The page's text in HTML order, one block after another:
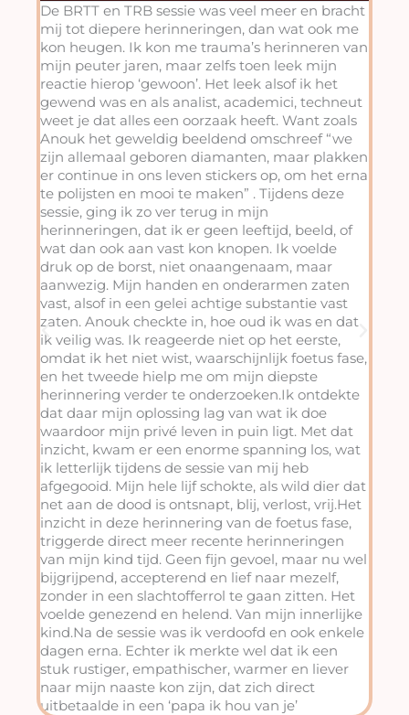
De BRTT en TRB sessie was veel meer en bracht
mij tot diepere herinneringen, dan wat ook me
kon heugen. Ik kon me trauma’s herinneren van
mijn peuter jaren, maar zelfs toen leek mijn
reactie hierop ‘gewoon’. Het leek alsof ik het
gewend was en als analist, academici, techneut
weet je dat alles een oorzaak heeft. Want zoals
Anouk het geweldig beeldend omschreef “we
zijn allemaal geboren diamanten, maar plakken
er continue in ons leven stickers op, om het erna
te polijsten en mooi te maken” . Tijdens deze
sessie, ging ik zo ver terug in mijn
herinneringen, dat ik er geen leeftijd, beeld, of
wat dan ook aan vast kon knopen. Ik voelde
druk op de borst, niet onaangenaam, maar
aanwezig. Mijn handen en onderarmen zaten
vast, alsof in een gelei achtige substantie vast
zaten. Anouk checkte in, hoe oud ik was en dat
ik veilig was. Ik reageerde niet op het eerste,
omdat ik het niet wist, waarschijnlijk foetus fase,
en het tweede hielp me om mijn diepste
herinnering verder te onderzoeken.Ik ontdekte
dat daar mijn oplossing lag van wat ik doe
waardoor mijn privé leven in puin ligt. Met dat
inzicht, kwam er een enorme spanning los, wat
ik letterlijk tijdens de sessie van mij heb
afgegooid. Mijn hele lijf schokte, als wild dier dat
net aan de dood is ontsnapt, blij, verlost, vrij.Het
inzicht in deze herinnering van de foetus fase,
triggerde direct meer recente herinneringen
van mijn kind tijd. Geen fijn gevoel, maar nu wel
bijgrijpend, accepterend en lief naar mezelf,
zonder in een slachtofferrol te gaan zitten. Het
voelde genezend en helend. Van mijn innerlijke
kind.Na de sessie was ik verdoofd en ook enkele
dagen erna. Echter ik merkte wel dat ik een
stuk rustiger, empathischer, warmer en liever
naar mijn naaste kon zijn, dat zich direct
uitbetaalde in een ‘papa ik hou van je’